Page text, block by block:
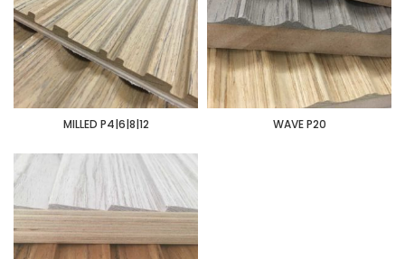
MILLED P4|6|8|12 WAVE P20